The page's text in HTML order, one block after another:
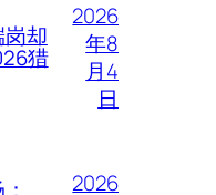
却
猎
2026
年8
月4
日
2026